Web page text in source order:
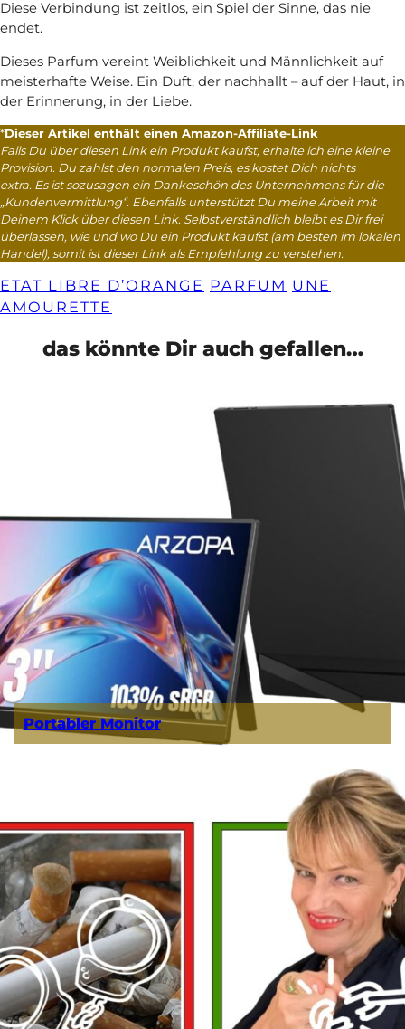
Diese Verbindung ist zeitlos, ein Spiel der Sinne, das nie
endet.
Dieses Parfum vereint Weiblichkeit und Männlichkeit auf
meisterhafte Weise. Ein Duft, der nachhallt – auf der Haut, in
der Erinnerung, in der Liebe.
*Dieser Artikel enthält einen Amazon-Affiliate-Link
Falls Du über diesen Link ein Produkt kaufst, erhalte ich eine kleine
Provision. Du zahlst den normalen Preis, es kostet Dich nichts
extra. Es ist sozusagen ein Dankeschön des Unternehmens für die
„Kundenvermittlung“. Ebenfalls unterstützt Du meine Arbeit mit
Deinem Klick über diesen Link. Selbstverständlich bleibt es Dir frei
überlassen, wie und wo Du ein Produkt kaufst (am besten im lokalen
Handel), somit ist dieser Link als Empfehlung zu verstehen.
ETAT LIBRE D’ORANGE PARFUM UNE
AMOURETTE
das könnte Dir auch gefallen…
Portabler Monitor